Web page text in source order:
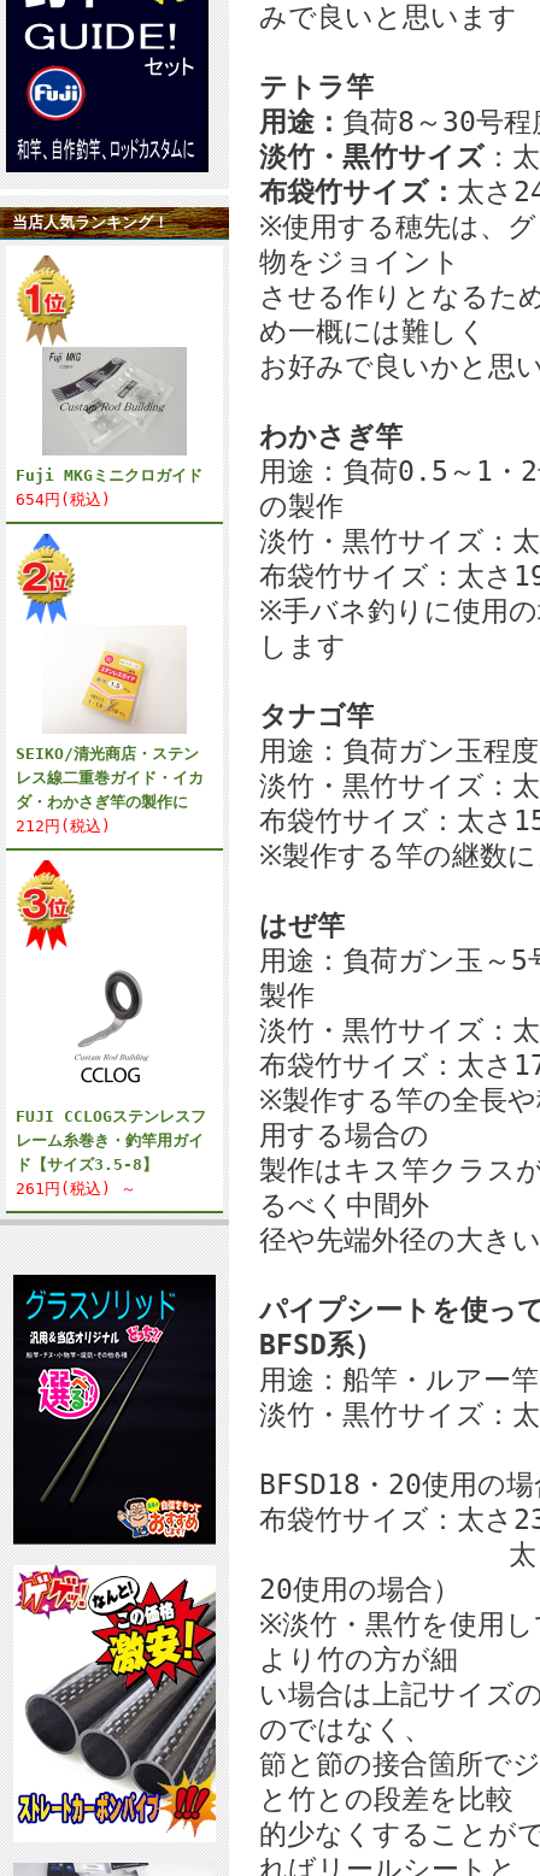
当店人気ランキング！
Fuji MKGミニクロガイド
654円(税込)
SEIKO/清光商店・ステン
レス線二重巻ガイド・イカ
ダ・わかさぎ竿の製作に
212円(税込)
FUJI CCLOGステンレスフ
レーム糸巻き・釣竿用ガイ
ド【サイズ3.5-8】
261円(税込) ～
みで良いと思います
テトラ竿
用途： 負荷8～30号
淡竹・黒竹サイズ：
布袋竹サイズ： 太さ
※使用する穂先は、
物をジョイント
させる作りとなるた
め一概には難しく
お好みで良いかと思
わかさぎ竿
用途：負荷0.5～1・
の製作
淡竹・黒竹サイズ：
布袋竹サイズ：太さ
※手バネ釣りに使用
します
タナゴ竿
用途：負荷ガン玉程
淡竹・黒竹サイズ：
布袋竹サイズ：太さ
※製作する竿の継数
はぜ竿
用途：負荷ガン玉～5
製作
淡竹・黒竹サイズ：
布袋竹サイズ：太さ
※製作する竿の全長
用する場合の
製作はキス竿クラス
るべく中間外
径や先端外径の大き
パイプシートを使っ
BFSD系）
用途：船竿・ルアー
淡竹・黒竹サイズ：
BFSD18・20使用の
布袋竹サイズ：太さ
太さ24～
20使用の場合）
※淡竹・黒竹を使用
より竹の方が細
い場合は上記サイズ
のではなく、
節と節の接合箇所で
と竹との段差を比較
的少なくすることが
ればリールシートと